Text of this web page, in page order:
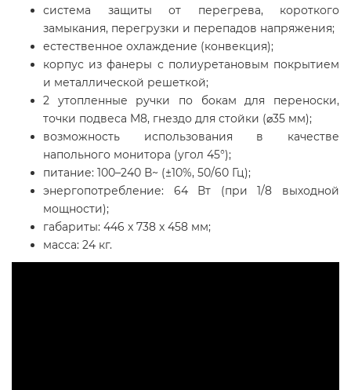
система защиты от перегрева, короткого
замыкания, перегрузки и перепадов напряжения;
естественное охлаждение (конвекция);
корпус из фанеры с полиуретановым покрытием
и металлической решеткой;
2 утопленные ручки по бокам для переноски,
точки подвеса M8, гнездо для стойки (⌀35 мм);
возможность использования в качестве
напольного монитора (угол 45°);
питание: 100–240 В~ (±10%, 50/60 Гц);
энергопотребление: 64 Вт (при 1/8 выходной
мощности);
габариты: 446 x 738 x 458 мм;
масса: 24 кг.